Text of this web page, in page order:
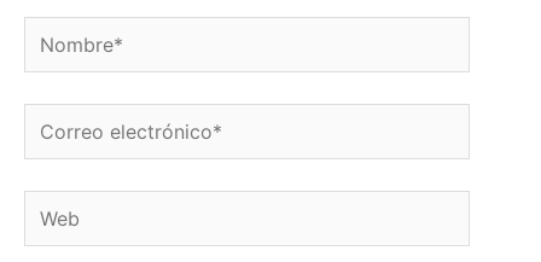
Nombre*
Correo
electrónico*
Web